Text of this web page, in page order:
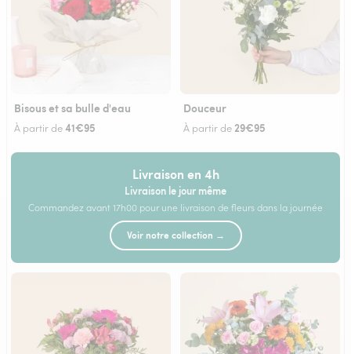
Bisous et sa bulle d'eau
À partir de41€95
Douceur
À partir de 29€95
Livraison en 4h
Livraison le jour même
Commandez avant 17h00 pour une livraison de fleurs dans la journée
Voir notre collection →